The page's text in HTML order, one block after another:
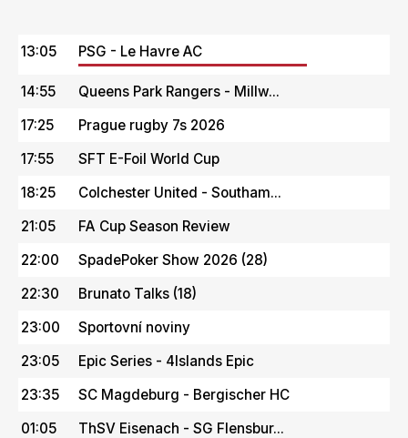
13:05 PSG - Le Havre AC
14:55
Queens Park Rangers - Millw...
17:25
Prague rugby 7s 2026
17:55
SFT E-Foil World Cup
18:25
Colchester United - Southam...
21:05
FA Cup Season Review
22:00
SpadePoker Show 2026 (28)
22:30
Brunato Talks (18)
23:00
Sportovní noviny
23:05
Epic Series - 4Islands Epic
23:35
SC Magdeburg - Bergischer HC
01:05
ThSV Eisenach - SG Flensbur...